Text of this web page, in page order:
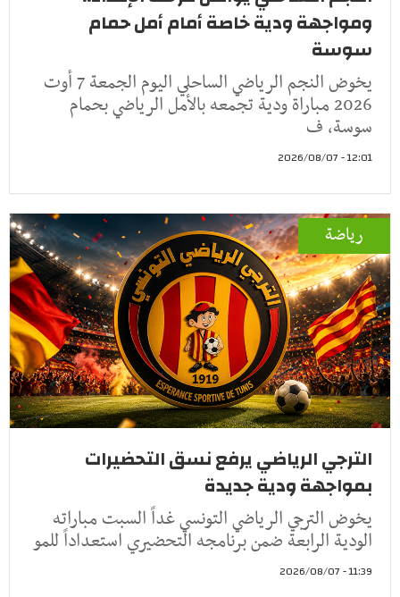
ومواجهة ودية خاصة أمام أمل حمام
سوسة
يخوض النجم الرياضي الساحلي اليوم الجمعة 7 أوت
2026 مباراة ودية تجمعه بالأمل الرياضي بحمام
سوسة، ف
12:01 - 2026/08/07
رياضة
الترجي الرياضي يرفع نسق التحضيرات
بمواجهة ودية جديدة
يخوض الترجي الرياضي التونسي غداً السبت مباراته
الودية الرابعة ضمن برنامجه التحضيري استعداداً للمو
11:39 - 2026/08/07